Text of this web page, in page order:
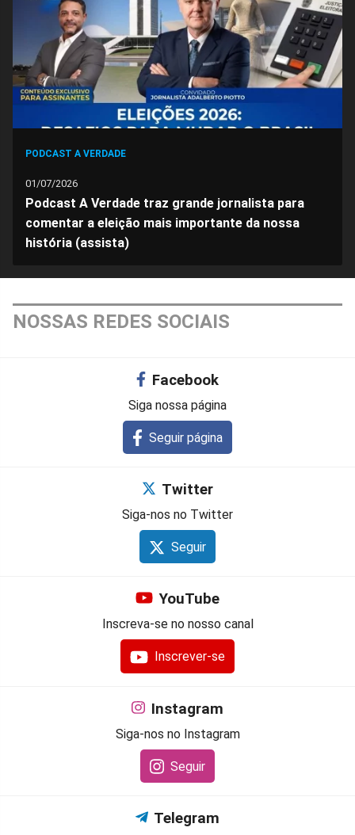
FacebookWhatsappTwitterMessengerTelegramGettr
PODCAST A VERDADE
01/07/2026
Podcast A Verdade traz grande jornalista para
comentar a eleição mais importante da nossa
história (assista)
NOSSAS REDES SOCIAIS
Facebook
Siga nossa página
Seguir página
Twitter
Siga-nos no Twitter
Seguir
YouTube
Inscreva-se no nosso canal
Inscrever-se
Instagram
Siga-nos no Instagram
Seguir
Telegram